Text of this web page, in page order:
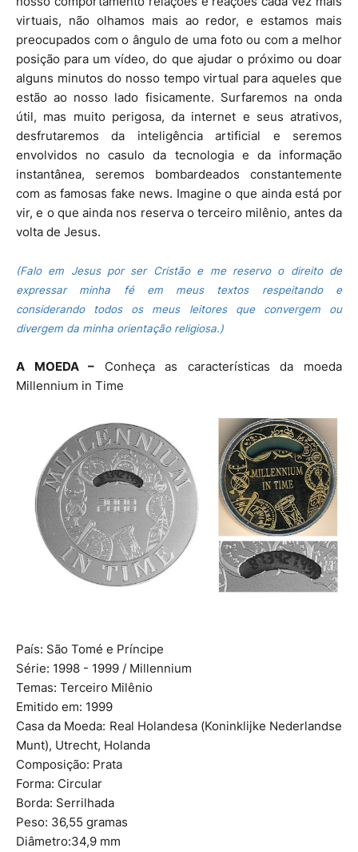
virtuais, não olhamos mais ao redor, e estamos mais
preocupados com o ângulo de uma foto ou com a melhor
posição para um vídeo, do que ajudar o próximo ou doar
alguns minutos do nosso tempo virtual para aqueles que
estão ao nosso lado fisicamente. Surfaremos na onda
útil, mas muito perigosa, da internet e seus atrativos,
desfrutaremos da inteligência artificial e seremos
envolvidos no casulo da tecnologia e da informação
instantânea, seremos bombardeados constantemente
com as famosas fake news. Imagine o que ainda está por
vir, e o que ainda nos reserva o terceiro milênio, antes da
volta de Jesus.
(Falo em Jesus por ser Cristão e me reservo o direito de
expressar minha fé em meus textos respeitando e
considerando todos os meus leitores que convergem ou
divergem da minha orientação religiosa.)
A MOEDA – Conheça as características da moeda
Millennium in Time
País: São Tomé e Príncipe
Série: 1998 - 1999 / Millennium
Temas: Terceiro Milênio
Emitido em: 1999
Casa da Moeda: Real Holandesa (Koninklijke Nederlandse
Munt), Utrecht, Holanda
Composição: Prata
Forma: Circular
Borda: Serrilhada
Peso: 36,55 gramas
Diâmetro:34,9 mm